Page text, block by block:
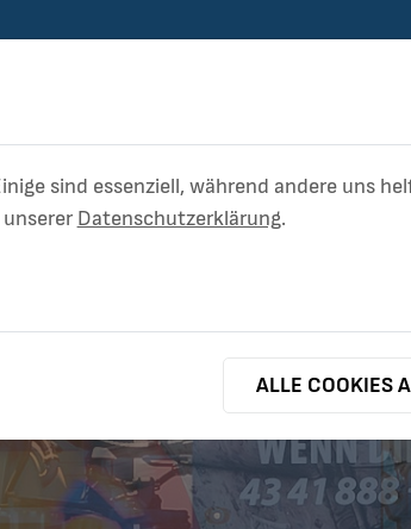
sind essenziell, während andere uns
Datenschutzerklärung.
ALLE COOKIES